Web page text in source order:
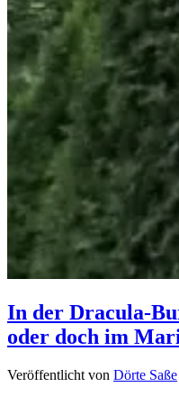
In der Dracula-
oder doch im
Veröffentlicht von Dörte Saße